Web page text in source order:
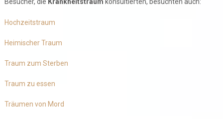
Hochzeitstraum
Heimischer Traum
Traum zum Sterben
Traum zu essen
Träumen von Mord